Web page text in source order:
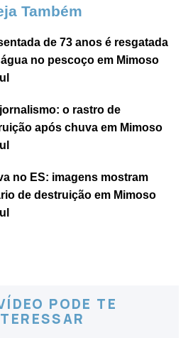
Também
de 73 anos é resgatada
no pescoço em Mimoso
o rastro de
após chuva em Mimoso
no ES: imagens mostram
de destruição em Mimoso
PODE TE